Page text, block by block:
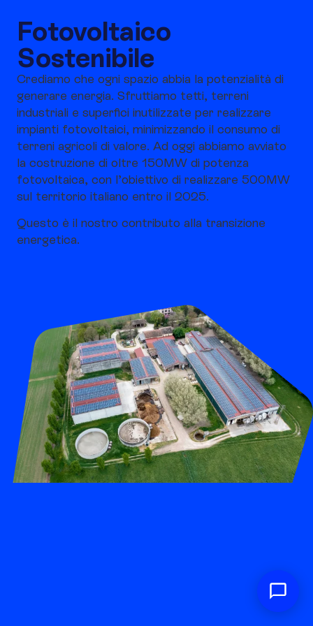
Fotovoltaico
Sostenibile
Crediamo che ogni spazio abbia la potenzialità di
generare energia. Sfruttiamo tetti, terreni
industriali e superfici inutilizzate per realizzare
impianti fotovoltaici, minimizzando il consumo di
terreni agricoli di valore. Ad oggi abbiamo avviato
la costruzione di oltre 150MW di potenza
fotovoltaica, con l’obiettivo di realizzare 500MW
sul territorio italiano entro il 2025.
Questo è il nostro contributo alla transizione
energetica.